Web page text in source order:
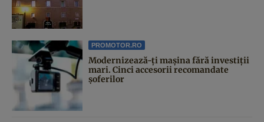
PROMOTOR.RO
Modernizează-ți mașina fără investiții
mari. Cinci accesorii recomandate
șoferilor